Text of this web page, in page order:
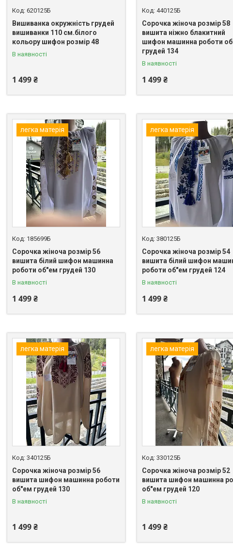
620125Б
Вишиванка окружність грудей
вишиванки 110 см.білого
кольору шифон розмір 48
В наявності
1 499 ₴
440125Б
Сорочка жіноча розмір 58
вишита ніжно блакитний
шифон машинна роботи
грудей 134
В наявності
1 499 ₴
легка матерія
185699Б
Сорочка жіноча розмір 56
вишита білий шифон машинна
роботи об"ем грудей 130
В наявності
1 499 ₴
легка матерія
380125Б
Сорочка жіноча розмір 54
вишита білий шифон
роботи об"ем грудей 124
В наявності
1 499 ₴
легка матерія
340125Б
Сорочка жіноча розмір 56
вишита шифон машинна роботи
об"ем грудей 130
В наявності
1 499 ₴
легка матерія
330125Б
Сорочка жіноча розмір 52
вишита шифон машинна
об"ем грудей 120
В наявності
1 499 ₴